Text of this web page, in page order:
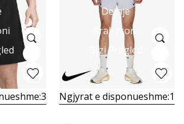
3
Detaje
Krahasoni
Brzi Pregled
Ngjyrat e disponueshme:1